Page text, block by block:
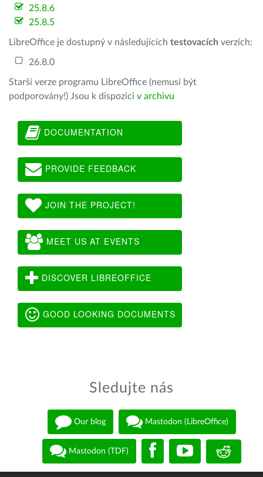
25.8.6
25.8.5
LibreOffice je dostupný v následujících testovacích verzích:
26.8.0
Starší verze programu LibreOffice (nemusí být
podporovány!) Jsou k dispozici v archivu
DOCUMENTATION
PROVIDE FEEDBACK
JOIN THE PROJECT!
MEET US AT EVENTS
DISCOVER LIBREOFFICE
GOOD LOOKING DOCUMENTS
Sledujte nás
Our blog Mastodon (LibreOffice)
Mastodon (TDF)